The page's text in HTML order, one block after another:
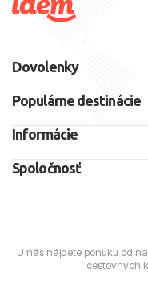
Dovolenky
Populárne destinácie
Informácie
Spoločnosť
U nás nájdete ponuku od
cestovných